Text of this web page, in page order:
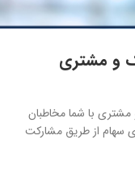
و مشتری
با شما مخاطبان
سهام از طریق مشارکت